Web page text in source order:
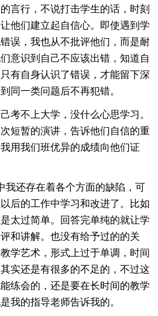
言行，不说打击学生的话，时刻
他们建立起自信心。即使遇到学
误，我也从不批评他们，而是耐
意识到自己不应该出错，知道自
有自身认识了错误，才能留下深
同一类问题后不再犯错。
不上大学，没什么心思学习。
短暂的演讲，告诉他们自信的重
用我们班优异的成绩向他们证
还存在着各个方面的缺陷，可
后的工作中学习和改进了。比如
太过简单。回答完单纯的就让学
和讲解。也没有给予过的的关
学艺术，形式上过于单调，时间
实还是有很多的不足的，不过这
练会的，还是要在长时间的教学
我的指导老师告诉我的。